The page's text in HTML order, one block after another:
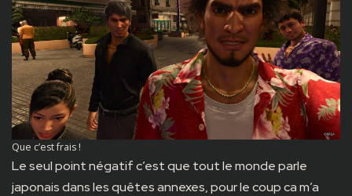
Que c’est frais !
Le seul point négatif c’est que tout le monde parle
japonais dans les quêtes annexes, pour le coup ca m’a